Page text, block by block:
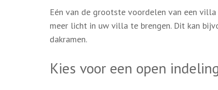
Eén van de grootste voordelen van een
meer licht in uw villa te brengen. Dit kan
dakramen.
Kies voor een open